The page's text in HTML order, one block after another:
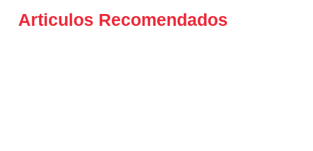
Articulos Recomendados